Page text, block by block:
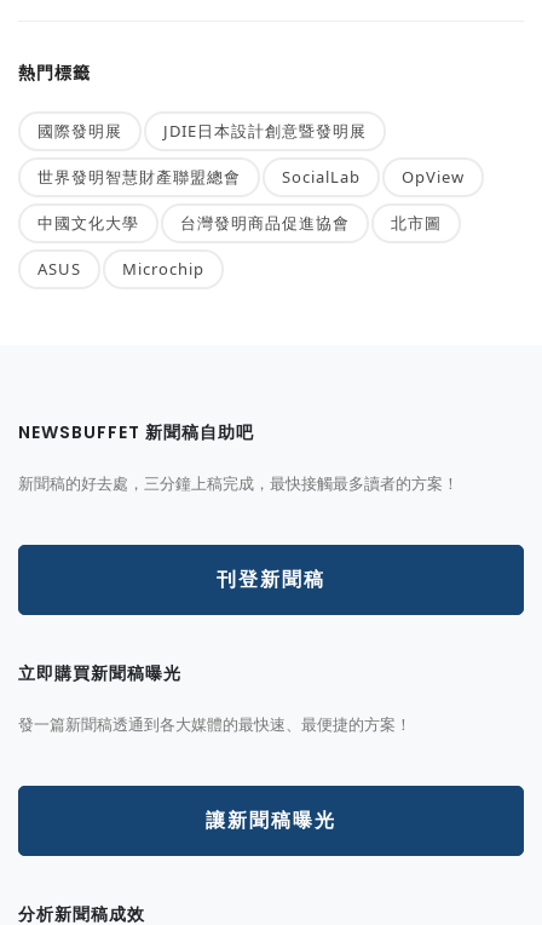
熱門標籤
國際發明展 JDIE日本設計創意暨發明展
世界發明智慧財產聯盟總會 SocialLab OpView
中國文化大學 台灣發明商品促進協會 北市圖
ASUS Microchip
NEWSBUFFET 新聞稿自助吧
新聞稿的好去處，三分鐘上稿完成，最快接觸最多讀者的方案！
刊登新聞稿
立即購買新聞稿曝光
發一篇新聞稿透通到各大媒體的最快速、最便捷的方案！
讓新聞稿曝光
分析新聞稿成效